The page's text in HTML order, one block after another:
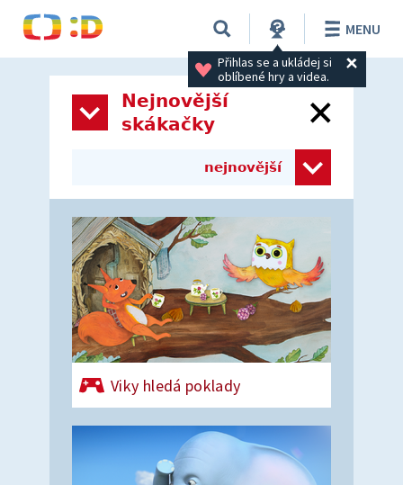
Přihlas se a ukládej si
oblíbené hry a videa.
MENU
Nejnovější
skákačky
nejnovější
Viky hledá poklady